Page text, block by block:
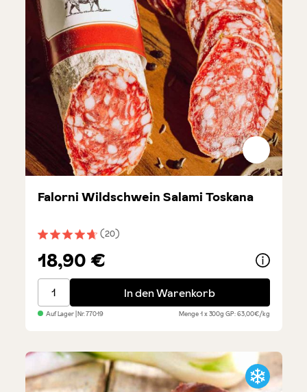
Durchschnittliche Bewertung von 4.6 von 5 Sternen
(20)
Falorni Wildschwein Salami Toskana
18,90 €
Falorni Wildschwein Salami Toskana
In den Warenkorb
Auf Lager| Nr.77019 Menge1 x 300gGP: 63,00€/kg